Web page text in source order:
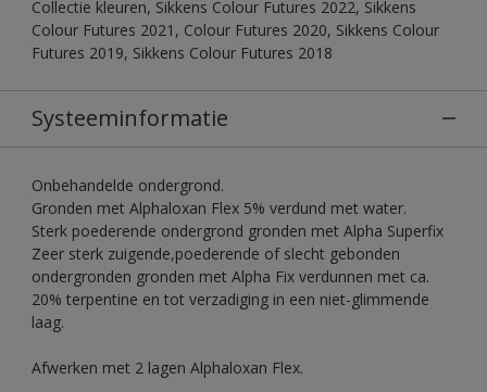
Collectie kleuren, Sikkens Colour Futures 2022, Sikkens
Colour Futures 2021, Colour Futures 2020, Sikkens Colour
Futures 2019, Sikkens Colour Futures 2018
Systeeminformatie
Onbehandelde ondergrond.
Gronden met Alphaloxan Flex 5% verdund met water.
Sterk poederende ondergrond gronden met Alpha Superfix
Zeer sterk zuigende,poederende of slecht gebonden
ondergronden gronden met Alpha Fix verdunnen met ca.
20% terpentine en tot verzadiging in een niet-glimmende
laag.
Afwerken met 2 lagen Alphaloxan Flex.